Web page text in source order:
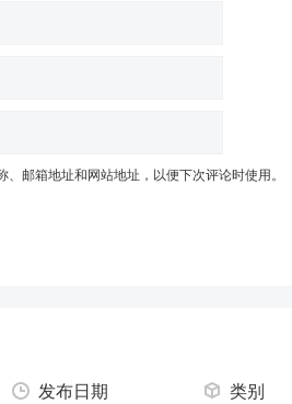
邮箱地址和网站地址，以便下次评论时使用。
发布日期 类别